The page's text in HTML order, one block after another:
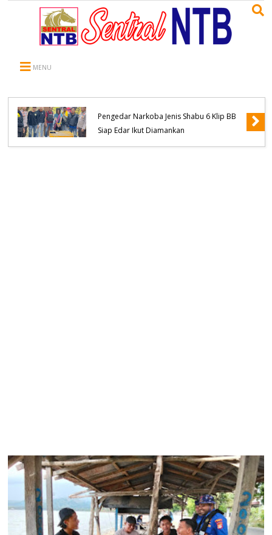
MENU
Pengedar Narkoba Jenis Shabu 6 Klip BB
Siap Edar Ikut Diamankan